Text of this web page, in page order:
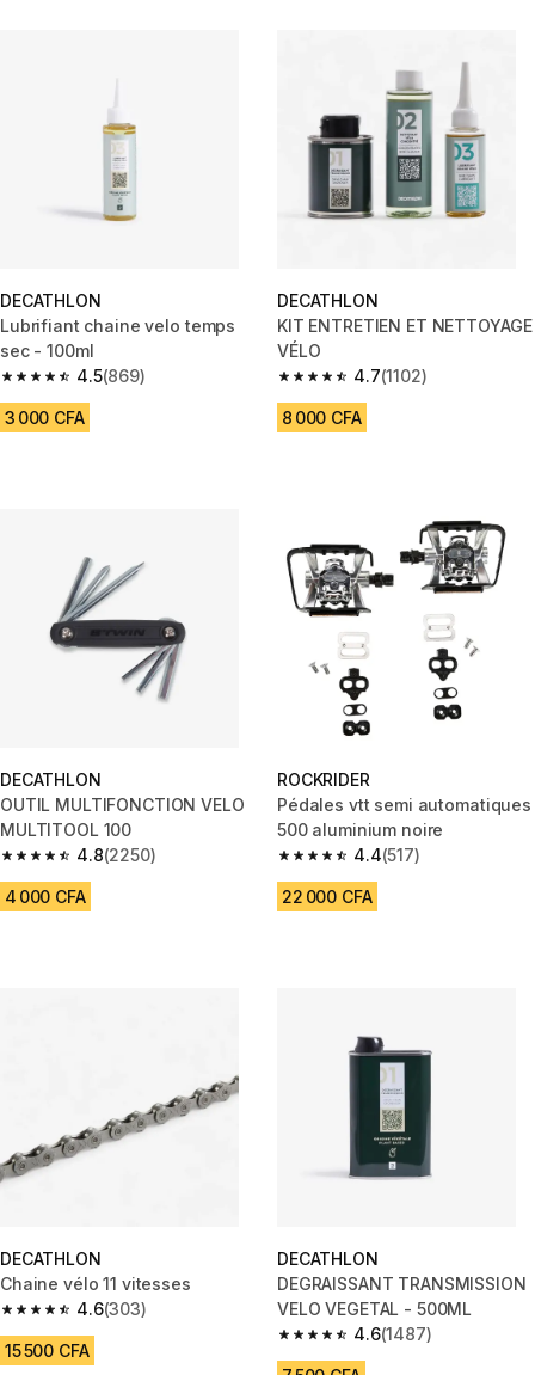
DECATHLON
Lubrifiant chaine velo temps
sec - 100ml
4.5
4.5 out of 5 stars from 869 reviews
(869)
3 000 CFA
DECATHLON
KIT ENTRETIEN ET NETTOYAGE
VÉLO
4.7
4.7 out of 5 stars from 1102
(1102)
8 000 CFA
DECATHLON
OUTIL MULTIFONCTION VELO
MULTITOOL 100
4.8
4.8 out of 5 stars from 2250 reviews
(2250)
4 000 CFA
ROCKRIDER
Pédales vtt semi automatiques
500 aluminium noire
4.4
4.4 out of 5 stars from 517
(517)
22 000 CFA
DECATHLON
Chaine vélo 11 vitesses
4.6
4.6 out of 5 stars from 303 reviews
(303)
15 500 CFA
DECATHLON
DEGRAISSANT TRANSMISSION
VELO VEGETAL - 500ML
4.6
4.6 out of 5 stars from 1487
(1487)